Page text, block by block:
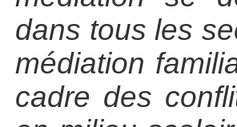
dans tous les
médiation
cadre des